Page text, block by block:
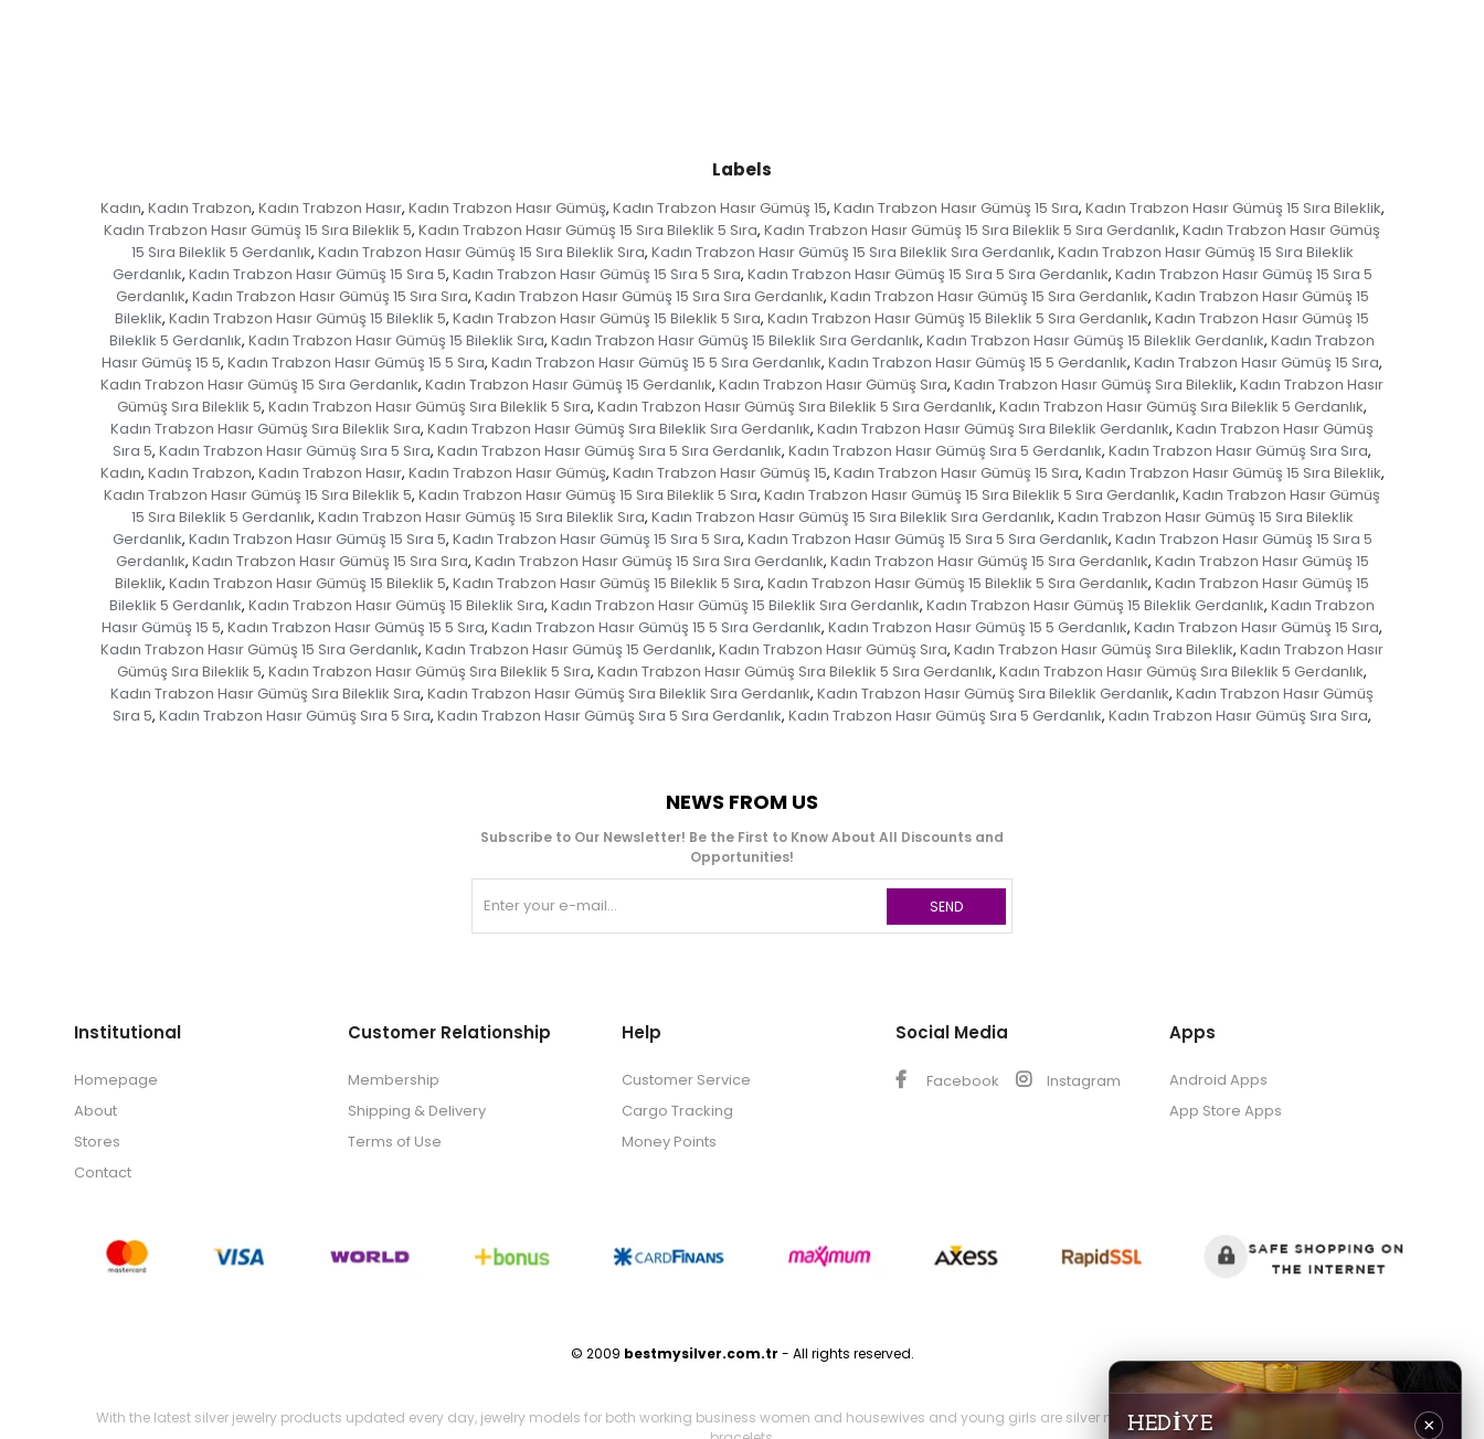
Labels
Kadın, Kadın Trabzon, Kadın Trabzon Hasır, Kadın Trabzon Hasır Gümüş, Kadın Trabzon Hasır Gümüş 15, Kadın Trabzon Hasır Gümüş 15 Sıra, Kadın Trabzon Hasır Gümüş 15 Sıra Bileklik,
Kadın Trabzon Hasır Gümüş 15 Sıra Bileklik 5, Kadın Trabzon Hasır Gümüş 15 Sıra Bileklik 5 Sıra, Kadın Trabzon Hasır Gümüş 15 Sıra Bileklik 5 Sıra Gerdanlık, Kadın Trabzon Hasır Gümüş
15 Sıra Bileklik 5 Gerdanlık, Kadın Trabzon Hasır Gümüş 15 Sıra Bileklik Sıra, Kadın Trabzon Hasır Gümüş 15 Sıra Bileklik Sıra Gerdanlık, Kadın Trabzon Hasır Gümüş 15 Sıra Bileklik
Gerdanlık, Kadın Trabzon Hasır Gümüş 15 Sıra 5, Kadın Trabzon Hasır Gümüş 15 Sıra 5 Sıra, Kadın Trabzon Hasır Gümüş 15 Sıra 5 Sıra Gerdanlık, Kadın Trabzon Hasır Gümüş 15 Sıra 5
Gerdanlık, Kadın Trabzon Hasır Gümüş 15 Sıra Sıra, Kadın Trabzon Hasır Gümüş 15 Sıra Sıra Gerdanlık, Kadın Trabzon Hasır Gümüş 15 Sıra Gerdanlık, Kadın Trabzon Hasır Gümüş 15
Bileklik, Kadın Trabzon Hasır Gümüş 15 Bileklik 5, Kadın Trabzon Hasır Gümüş 15 Bileklik 5 Sıra, Kadın Trabzon Hasır Gümüş 15 Bileklik 5 Sıra Gerdanlık, Kadın Trabzon Hasır Gümüş 15
Bileklik 5 Gerdanlık, Kadın Trabzon Hasır Gümüş 15 Bileklik Sıra, Kadın Trabzon Hasır Gümüş 15 Bileklik Sıra Gerdanlık, Kadın Trabzon Hasır Gümüş 15 Bileklik Gerdanlık, Kadın Trabzon
Hasır Gümüş 15 5, Kadın Trabzon Hasır Gümüş 15 5 Sıra, Kadın Trabzon Hasır Gümüş 15 5 Sıra Gerdanlık, Kadın Trabzon Hasır Gümüş 15 5 Gerdanlık, Kadın Trabzon Hasır Gümüş 15 Sıra,
Kadın Trabzon Hasır Gümüş 15 Sıra Gerdanlık, Kadın Trabzon Hasır Gümüş 15 Gerdanlık, Kadın Trabzon Hasır Gümüş Sıra, Kadın Trabzon Hasır Gümüş Sıra Bileklik, Kadın Trabzon Hasır
Gümüş Sıra Bileklik 5, Kadın Trabzon Hasır Gümüş Sıra Bileklik 5 Sıra, Kadın Trabzon Hasır Gümüş Sıra Bileklik 5 Sıra Gerdanlık, Kadın Trabzon Hasır Gümüş Sıra Bileklik 5 Gerdanlık,
Kadın Trabzon Hasır Gümüş Sıra Bileklik Sıra, Kadın Trabzon Hasır Gümüş Sıra Bileklik Sıra Gerdanlık, Kadın Trabzon Hasır Gümüş Sıra Bileklik Gerdanlık, Kadın Trabzon Hasır Gümüş
Sıra 5, Kadın Trabzon Hasır Gümüş Sıra 5 Sıra, Kadın Trabzon Hasır Gümüş Sıra 5 Sıra Gerdanlık, Kadın Trabzon Hasır Gümüş Sıra 5 Gerdanlık, Kadın Trabzon Hasır Gümüş Sıra Sıra,
Kadın, Kadın Trabzon, Kadın Trabzon Hasır, Kadın Trabzon Hasır Gümüş, Kadın Trabzon Hasır Gümüş 15, Kadın Trabzon Hasır Gümüş 15 Sıra, Kadın Trabzon Hasır Gümüş 15 Sıra Bileklik,
Kadın Trabzon Hasır Gümüş 15 Sıra Bileklik 5, Kadın Trabzon Hasır Gümüş 15 Sıra Bileklik 5 Sıra, Kadın Trabzon Hasır Gümüş 15 Sıra Bileklik 5 Sıra Gerdanlık, Kadın Trabzon Hasır Gümüş
15 Sıra Bileklik 5 Gerdanlık, Kadın Trabzon Hasır Gümüş 15 Sıra Bileklik Sıra, Kadın Trabzon Hasır Gümüş 15 Sıra Bileklik Sıra Gerdanlık, Kadın Trabzon Hasır Gümüş 15 Sıra Bileklik
Gerdanlık, Kadın Trabzon Hasır Gümüş 15 Sıra 5, Kadın Trabzon Hasır Gümüş 15 Sıra 5 Sıra, Kadın Trabzon Hasır Gümüş 15 Sıra 5 Sıra Gerdanlık, Kadın Trabzon Hasır Gümüş 15 Sıra 5
Gerdanlık, Kadın Trabzon Hasır Gümüş 15 Sıra Sıra, Kadın Trabzon Hasır Gümüş 15 Sıra Sıra Gerdanlık, Kadın Trabzon Hasır Gümüş 15 Sıra Gerdanlık, Kadın Trabzon Hasır Gümüş 15
Bileklik, Kadın Trabzon Hasır Gümüş 15 Bileklik 5, Kadın Trabzon Hasır Gümüş 15 Bileklik 5 Sıra, Kadın Trabzon Hasır Gümüş 15 Bileklik 5 Sıra Gerdanlık, Kadın Trabzon Hasır Gümüş 15
Bileklik 5 Gerdanlık, Kadın Trabzon Hasır Gümüş 15 Bileklik Sıra, Kadın Trabzon Hasır Gümüş 15 Bileklik Sıra Gerdanlık, Kadın Trabzon Hasır Gümüş 15 Bileklik Gerdanlık, Kadın Trabzon
Hasır Gümüş 15 5, Kadın Trabzon Hasır Gümüş 15 5 Sıra, Kadın Trabzon Hasır Gümüş 15 5 Sıra Gerdanlık, Kadın Trabzon Hasır Gümüş 15 5 Gerdanlık, Kadın Trabzon Hasır Gümüş 15 Sıra,
Kadın Trabzon Hasır Gümüş 15 Sıra Gerdanlık, Kadın Trabzon Hasır Gümüş 15 Gerdanlık, Kadın Trabzon Hasır Gümüş Sıra, Kadın Trabzon Hasır Gümüş Sıra Bileklik, Kadın Trabzon Hasır
Gümüş Sıra Bileklik 5, Kadın Trabzon Hasır Gümüş Sıra Bileklik 5 Sıra, Kadın Trabzon Hasır Gümüş Sıra Bileklik 5 Sıra Gerdanlık, Kadın Trabzon Hasır Gümüş Sıra Bileklik 5 Gerdanlık,
Kadın Trabzon Hasır Gümüş Sıra Bileklik Sıra, Kadın Trabzon Hasır Gümüş Sıra Bileklik Sıra Gerdanlık, Kadın Trabzon Hasır Gümüş Sıra Bileklik Gerdanlık, Kadın Trabzon Hasır Gümüş
Sıra 5, Kadın Trabzon Hasır Gümüş Sıra 5 Sıra, Kadın Trabzon Hasır Gümüş Sıra 5 Sıra Gerdanlık, Kadın Trabzon Hasır Gümüş Sıra 5 Gerdanlık, Kadın Trabzon Hasır Gümüş Sıra Sıra,
NEWS FROM US
Subscribe to Our Newsletter! Be the First to Know About All Discounts and
Opportunities!
SEND
Institutional
Homepage
About
Stores
Contact
Customer Relationship
Membership
Shipping & Delivery
Terms of Use
Help
Customer Service
Cargo Tracking
Money Points
Social Media
Facebook Instagram
Apps
Android Apps
App Store Apps
© 2009 bestmysilver.com.tr - All rights reserved.
With the latest silver jewelry products updated every day, jewelry models for both working business women and housewives and young girls are silver necklaces, silver earrings, silver rings, silver
HEDİYE ×